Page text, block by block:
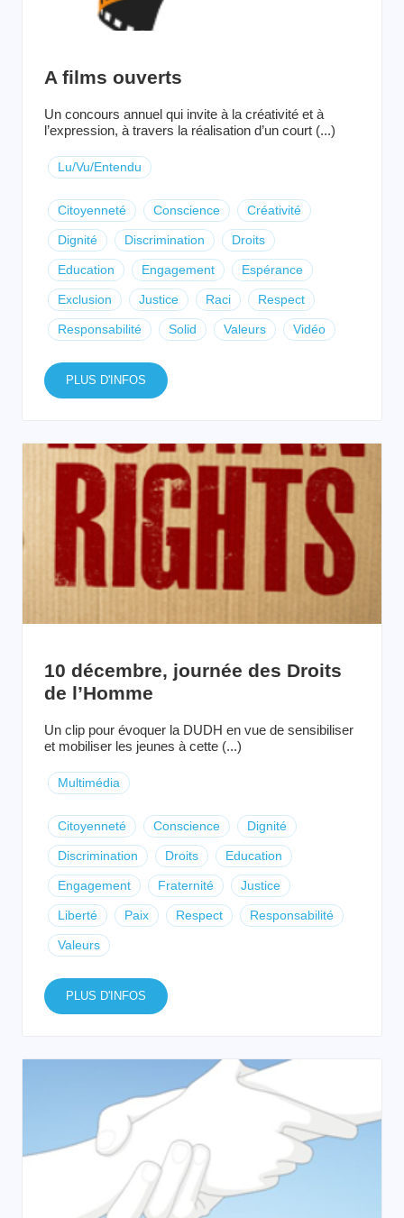
A films ouverts
Un concours annuel qui invite à la créativité et à
l’expression, à travers la réalisation d’un court (...)
Lu/Vu/Entendu
Citoyenneté Conscience Créativité
Dignité Discrimination Droits
Education Engagement Espérance
Exclusion Justice Raci Respect
Responsabilité Solid Valeurs Vidéo
PLUS D'INFOS
10 décembre, journée des Droits
de l’Homme
Un clip pour évoquer la DUDH en vue de sensibiliser
et mobiliser les jeunes à cette (...)
Multimédia
Citoyenneté Conscience Dignité
Discrimination Droits Education
Engagement Fraternité Justice
Liberté Paix Respect Responsabilité
Valeurs
PLUS D'INFOS